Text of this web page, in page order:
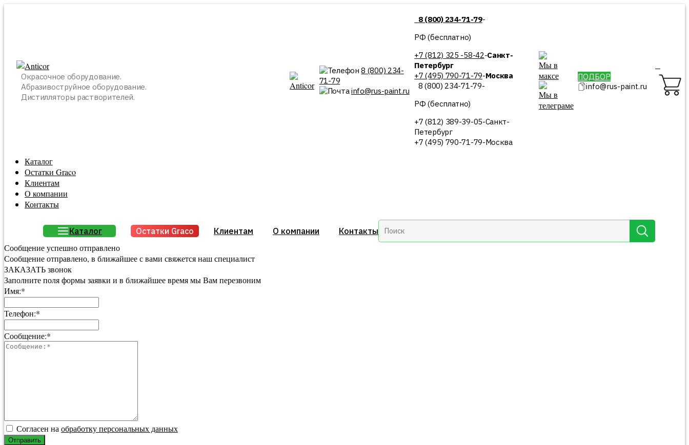
Окрасочное оборудование.
Абразивоструйное оборудование.
Дистилляторы растворителей.
8 (800) 234-
71-79
info@rus-paint.ru
8 (800) 234-71-79-
РФ (бесплатно)
+7 (812) 325 -58-42-Санкт-
Петербург
+7 (495) 790-71-79-Москва
8 (800) 234-71-79-
РФ (бесплатно)
+7 (812) 389-39-05-Санкт-
Петербург
+7 (495) 790-71-79-Москва
ПОДБОР
info@rus-paint.ru
Каталог
Остатки Graco
Клиентам
О компании
Контакты
Каталог Остатки Graco Клиентам О компании Контакты
Сообщение успешно отправлено
Сообщение отправлено, в ближайшее с вами свяжется наш специалист
ЗАКАЗАТЬ звонок
Заполните поля формы заявки и в ближайшее время мы Вам перезвоним
Имя:*
Телефон:*
Сообщение:*
Согласен на обработку персональных данных
Отправить